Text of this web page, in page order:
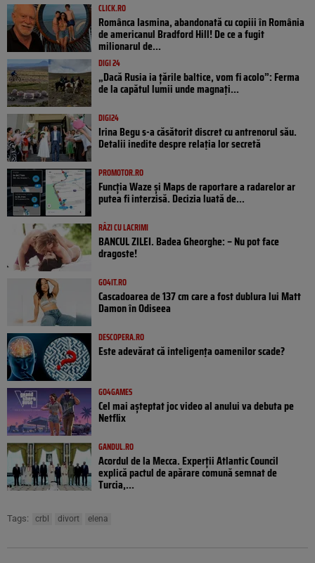
CLICK.RO
Românca Iasmina, abandonată cu copiii în România
de americanul Bradford Hill! De ce a fugit
milionarul de...
DIGI 24
„Dacă Rusia ia țările baltice, vom fi acolo”: Ferma
de la capătul lumii unde magnați...
DIGI24
Irina Begu s-a căsătorit discret cu antrenorul său.
Detalii inedite despre relația lor secretă
PROMOTOR.RO
Funcția Waze și Maps de raportare a radarelor ar
putea fi interzisă. Decizia luată de...
RÂZI CU LACRIMI
BANCUL ZILEI. Badea Gheorghe: – Nu pot face
dragoste!
GO4IT.RO
Cascadoarea de 137 cm care a fost dublura lui Matt
Damon în Odiseea
DESCOPERA.RO
Este adevărat că inteligența oamenilor scade?
GO4GAMES
Cel mai așteptat joc video al anului va debuta pe
Netflix
GANDUL.RO
Acordul de la Mecca. Experții Atlantic Council
explică pactul de apărare comună semnat de
Turcia,...
Tags: crbl divort elena